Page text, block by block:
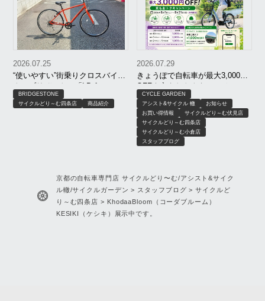
“使いやすい”街乗りクロスバイ
ク！ブリヂストン「LB-1（エル
ビーワン）」
2026.07.25
BRIDGESTONE
サイクルどり～む四条店
商品紹介
きょうぽで自転車が最大3,000円
OFF｜京もおトクキャンペーン
【8月限定】｜京都 サイクルどり
～む、アシスト＆サイクル轍、
サイクルガーデン
2026.07.29
CYCLE GARDEN
アシスト&サイクル 轍
お知らせ
お買い得情報
サイクルどり～む伏見店
サイクルどり～む四条店
サイクルどり～む小倉店
スタッフブログ
京都の自転車専門店 サイクルどり〜む/アシスト&サイク
ル轍/サイクルガーデン > スタッフブログ >サイクルど
り～む四条店 > KhodaaBloom（コーダブルーム）
KESIKI（ケシキ）展示中です。